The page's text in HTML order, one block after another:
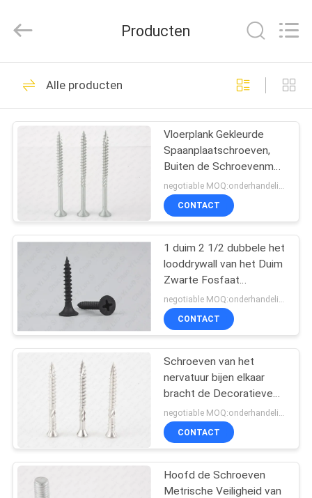
HUIS
PRODUCTEN
ONGEVEER
FABRIEKSREIS
KWALITEITSCONTROLE
CONTACTEER
ONS
NIEUWS
VERZOEK
OM EEN
CITAAT
Co,LTD.
Roestvrijstalen
schroeven
28
Spaanplaatschroeven
32
Zelf boren
schroeven
Producten
Alle producten
Vloerplank Gekleurde
Spaanplaatschroeven,
Buiten de Schroevenmdf
van Decking Confirmat
negotiable MOQ:onderhandelingen
CONTACT
1 duim 2 1/2 dubbele het
looddrywall van het Duim
Zwarte Fosfaat
Schroeven voor de
Nagels van het
Gipsplaatmetaal
CONTACT
Schroeven van het
nervatuur bijen elkaar
bracht de Decoratieve
Roestvrije staal,
Spaanplaat 316
Schroeven van het
CONTACT
Hoofd de Schroeven
Metrische Veiligheid van